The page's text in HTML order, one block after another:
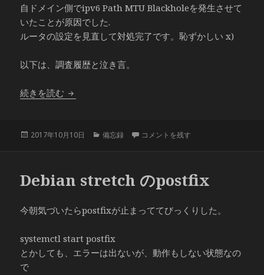
自ドメイン側でipv6 Path MTU Blackholeを発生させて
いたことが原因でした.
ルータの設定を見直して対処完了です。恥ずかしい x)
以下は、調査履歴と泣き言。
続きを読む ipv6とtlsでトラブル発覚
投
2017年10月10日
カ
ー
備忘録 ipv6とtlsでトラブル発覚 に
コメントを残す
Debian stretch のpostfix
今朝気づいたらpostfixが止まっててびっくりした。
systemctl start postfix
とかしても、エラーは出ないが、動作もしない状態なの
で